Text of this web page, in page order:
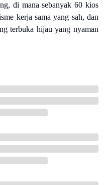
di mana sebanyak 60 kios
kerja sama yang sah, dan
terbuka hijau yang nyaman